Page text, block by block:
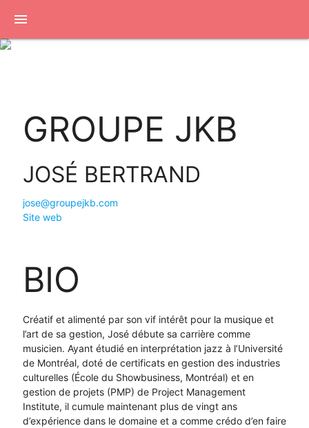
menu
GROUPE JKB
JOSÉ BERTRAND
jose@groupejkb.com
Site web
BIO
Créatif et alimenté par son vif intérêt pour la musique et
l’art de sa gestion, José débute sa carrière comme
musicien. Ayant étudié en interprétation jazz à l’Université
de Montréal, doté de certificats en gestion des industries
culturelles (École du Showbusiness, Montréal) et en
gestion de projets (PMP) de Project Management
Institute, il cumule maintenant plus de vingt ans
d’expérience dans le domaine et a comme crédo d’en faire